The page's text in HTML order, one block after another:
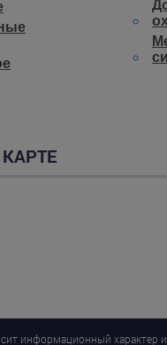
информационный характер